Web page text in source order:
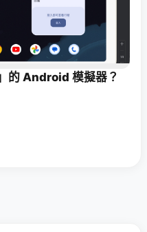
的 Android 模擬器？